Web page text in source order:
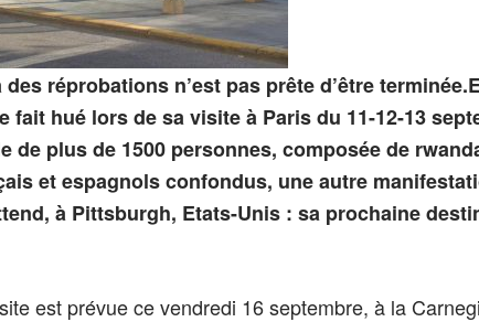
des réprobations n’est pas prête d’être
fait hué lors de sa visite à Paris du 11-12-13
de plus de 1500 personnes, composée de
et espagnols confondus, une autre
à Pittsburgh, Etats-Unis : sa prochaine
est prévue ce vendredi 16 septembre, à la